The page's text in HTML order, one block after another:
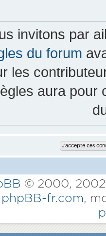
invitons par
du forum
les
aura pour
© 2000,
phpBB-fr.com,